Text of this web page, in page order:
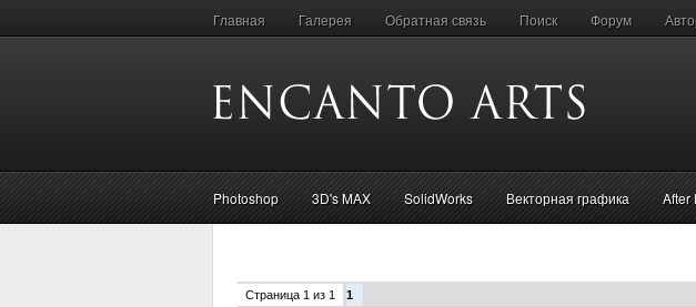
Главная Галерея Обратная связь Поиск Форум
Photoshop 3D's MAX SolidWorks Векторная графика After
Страница 1 из 1
1